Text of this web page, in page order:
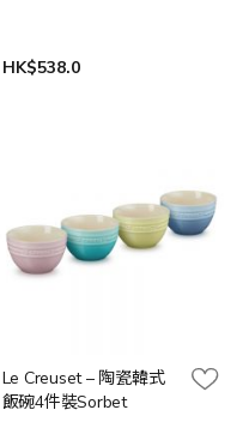
HK$538.0
Le Creuset – 陶瓷韓式
飯碗4件裝Sorbet